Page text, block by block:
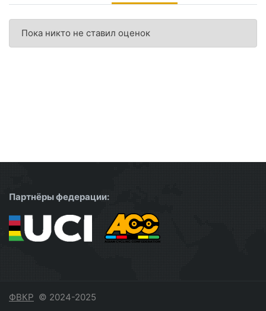
Пока никто не ставил оценок
Партнёры федерации:
ФВКР © 2024-2025